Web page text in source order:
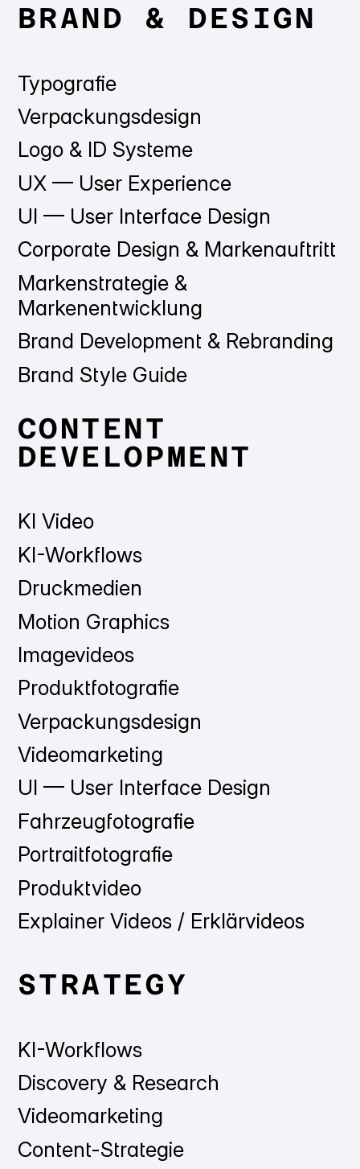
BRAND & DESIGN
Typografie
Verpackungsdesign
Logo & ID Systeme
UX — User Experience
UI — User Interface Design
Corporate Design & Markenauftritt
Markenstrategie &
Markenentwicklung
Brand Development & Rebranding
Brand Style Guide
CONTENT
DEVELOPMENT
KI Video
KI-Workflows
Druckmedien
Motion Graphics
Imagevideos
Produktfotografie
Verpackungsdesign
Videomarketing
UI — User Interface Design
Fahrzeugfotografie
Portraitfotografie
Produktvideo
Explainer Videos / Erklärvideos
STRATEGY
KI-Workflows
Discovery & Research
Videomarketing
Content-Strategie